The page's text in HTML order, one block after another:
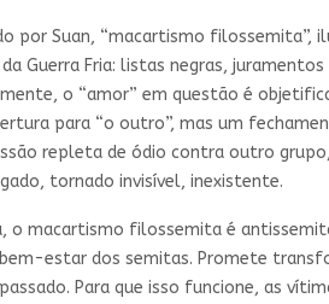
por Suan, “macartismo filossemita”,
Guerra Fria: listas negras,
o “amor” em questão é
para “o outro”, mas um
repleta de ódio contra outro
tornado invisível, inexistente.
o macartismo filossemita é
estar dos semitas. Promete
Para que isso funcione, as